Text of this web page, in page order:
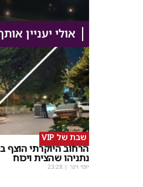
אולי יעניין
שבת של VIP
הרחוב היוקרתי הוצף
נתניהו שהצית ויכוח
יוסי וינר |
23:28